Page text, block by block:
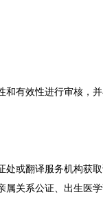
有效性进行审核，并
或翻译服务机构获取
关系公证、出生医